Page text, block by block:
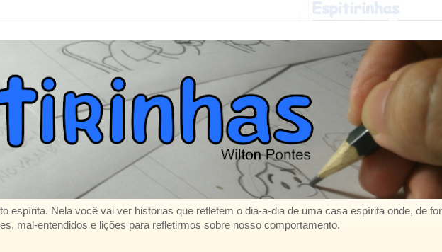
espírita. Nela você vai ver historias que refletem o dia-a-dia de uma casa espírita onde, de
mal-entendidos e lições para refletirmos sobre nosso comportamento.